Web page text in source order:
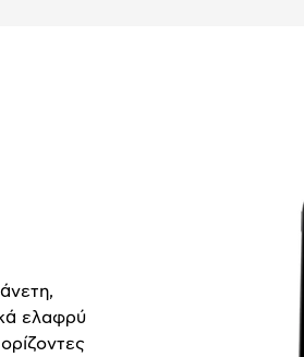
ελαφρύ